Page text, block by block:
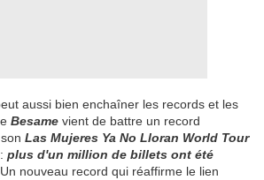
aussi bien enchaîner les records et les
Besame vient de battre un record
Las Mujeres Ya No Lloran World Tour
plus d'un million de billets ont été
. Un nouveau record qui réaffirme le lien